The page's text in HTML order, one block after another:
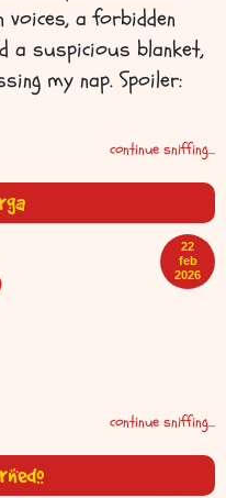
voices, a forbidden
a suspicious blanket,
my nap. Spoiler:
continue sniffing...
22
feb
2026
continue sniffing...